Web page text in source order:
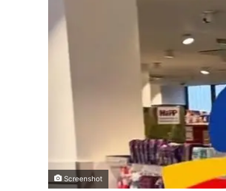
Screenshot